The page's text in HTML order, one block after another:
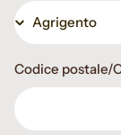
Codice postale/